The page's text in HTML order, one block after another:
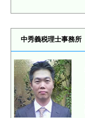
中秀義税理士事務所